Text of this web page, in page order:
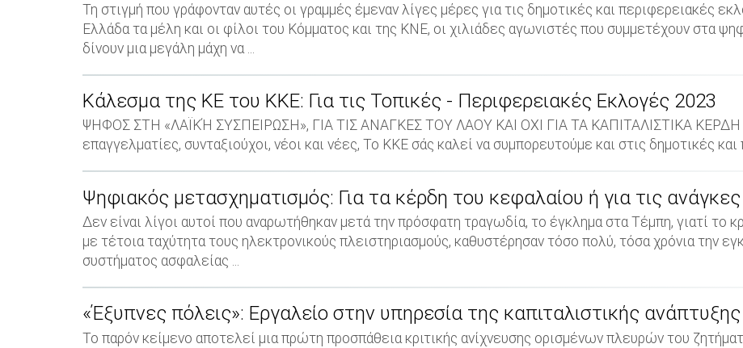
Τη στιγμή που γράφονταν αυτές οι γραμμές έμεναν λίγες μέρες για τις δημοτικές και περιφερειακές
Ελλάδα τα μέλη και οι φίλοι του Κόμματος και της ΚΝΕ, οι χιλιάδες αγωνιστές που συμμετέχουν στα
δίνουν μια μεγάλη μάχη να ...
Κάλεσμα της ΚΕ του ΚΚΕ: Για τις Τοπικές - Περιφερειακές Εκλογές 2023
ΨΗΦΟΣ ΣΤΗ «ΛΑΪΚΉ ΣΥΣΠΕΙΡΩΣΗ», ΓΙΑ ΤΙΣ ΑΝΑΓΚΕΣ ΤΟΥ ΛΑΟΥ ΚΑΙ ΟΧΙ ΓΙΑ ΤΑ ΚΑΠΙΤΑΛΙΣΤΙΚΑ ΚΕΡΔΗ
επαγγελματίες, συνταξιούχοι, νέοι και νέες, Το ΚΚΕ σάς καλεί να συμπορευτούμε και στις δημοτικές
Ψηφιακός μετασχηματισμός: Για τα κέρδη του κεφαλαίου ή για τις
Δεν είναι λίγοι αυτοί που αναρωτήθηκαν μετά την πρόσφατη τραγωδία, το έγκλημα στα Τέμπη, γιατί το
με τέτοια ταχύτητα τους ηλεκτρονικούς πλειστηριασμούς, καθυστέρησαν τόσο πολύ, τόσα χρόνια την
συστήματος ασφαλείας ...
«Έξυπνες πόλεις»: Εργαλείο στην υπηρεσία της καπιταλιστικής ανάπτυξης
Το παρόν κείμενο αποτελεί μια πρώτη προσπάθεια κριτικής ανίχνευσης ορισμένων πλευρών του